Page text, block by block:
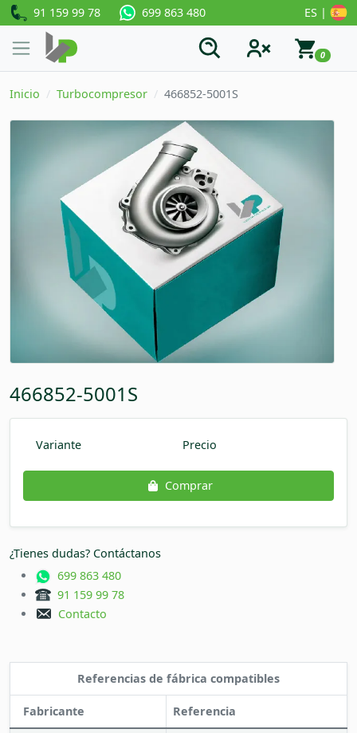
91 159 99 78 699 863 480 ES |
0
Inicio Turbocompresor 466852-5001S
466852-5001S
Variante Precio
Comprar
¿Tienes dudas? Contáctanos
699 863 480
91 159 99 78
Contacto
Referencias de fábrica compatibles
Fabricante Referencia